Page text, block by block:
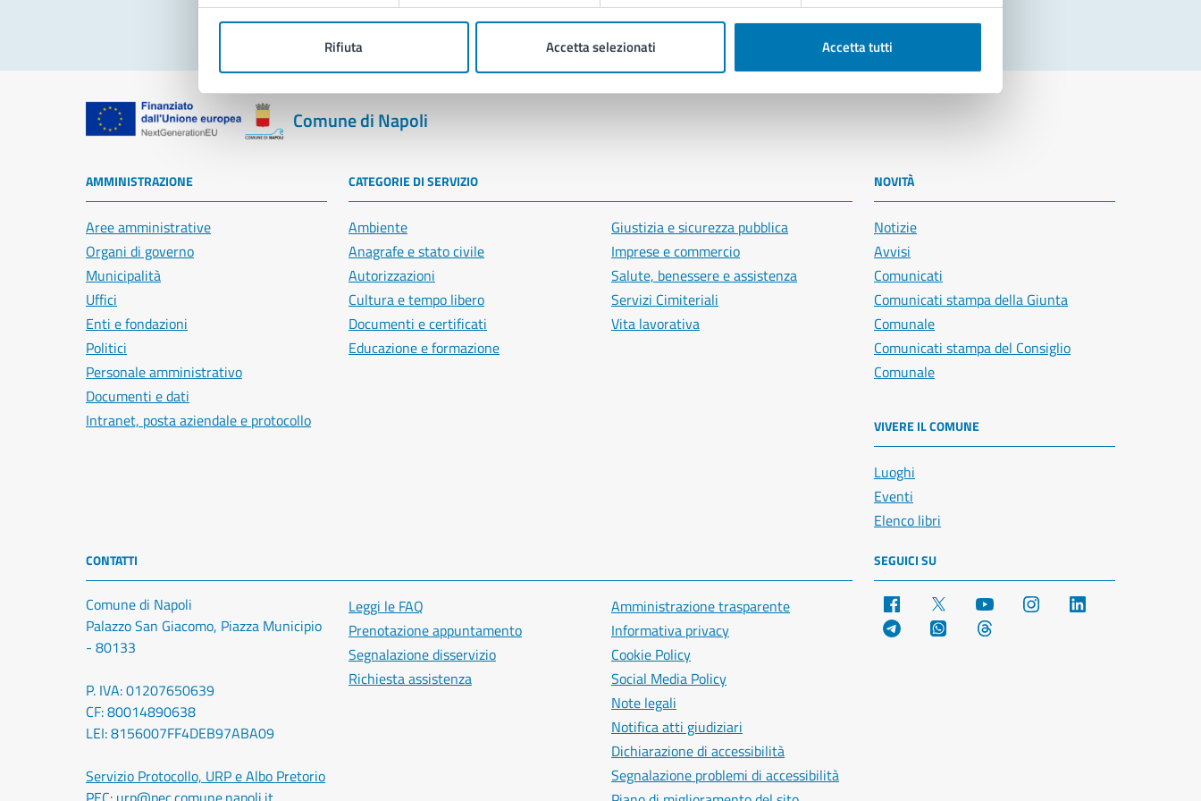
Rifiuta Accetta selezionati Accetta tutti
Comune di Napoli
AMMINISTRAZIONE
Aree amministrative
Organi di governo
Municipalità
Uffici
Enti e fondazioni
Politici
Personale amministrativo
Documenti e dati
Intranet, posta aziendale e protocollo
CATEGORIE DI SERVIZIO
Ambiente
Anagrafe e stato civile
Autorizzazioni
Cultura e tempo libero
Documenti e certificati
Educazione e formazione
Giustizia e sicurezza pubblica
Imprese e commercio
Salute, benessere e assistenza
Servizi Cimiteriali
Vita lavorativa
NOVITÀ
Notizie
Avvisi
Comunicati
Comunicati stampa della Giunta
Comunale
Comunicati stampa del Consiglio
Comunale
VIVERE IL COMUNE
Luoghi
Eventi
Elenco libri
CONTATTI
Comune di Napoli
Palazzo San Giacomo, Piazza Municipio
- 80133
P. IVA: 01207650639
CF: 80014890638
LEI: 8156007FF4DEB97ABA09
Servizio Protocollo, URP e Albo Pretorio
Leggi le FAQ
Prenotazione appuntamento
Segnalazione disservizio
Richiesta assistenza
Amministrazione trasparente
Informativa privacy
Cookie Policy
Social Media Policy
Note legali
Notifica atti giudiziari
Dichiarazione di accessibilità
Segnalazione problemi di accessibilità
SEGUICI SU
Facebook YouTube Instagram
Telegram WhatsApp